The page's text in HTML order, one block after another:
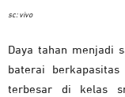
sc: vivo
Daya tahan menjadi
baterai
terbesar di kelas